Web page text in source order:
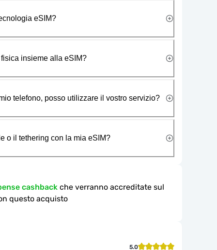
eSIM?
insieme alla eSIM?
telefono, posso utilizzare il vostro servizio?
o il tethering con la mia eSIM?
cashback che verranno accreditate sul
questo acquisto
5.0